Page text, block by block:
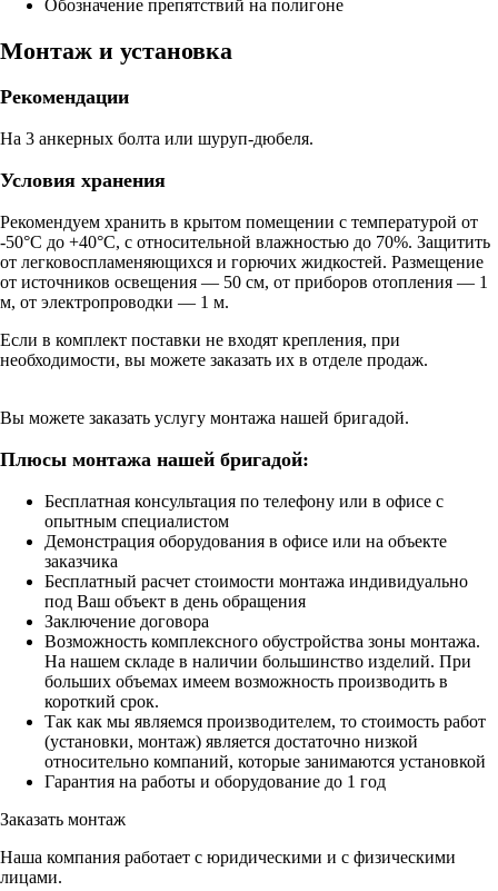
Обозначение препятствий на полигоне
Монтаж и установка
Рекомендации
На 3 анкерных болта или шуруп-дюбеля.
Условия хранения
Рекомендуем хранить в крытом помещении с температурой от
-50°С до +40°С, с относительной влажностью до 70%. Защитить
от легковоспламеняющихся и горючих жидкостей. Размещение
от источников освещения — 50 см, от приборов отопления — 1
м, от электропроводки — 1 м.
Если в комплект поставки не входят крепления, при
необходимости, вы можете заказать их в отделе продаж.
Вы можете заказать услугу монтажа нашей бригадой.
Плюсы монтажа нашей бригадой:
Бесплатная консультация по телефону или в офисе с
опытным специалистом
Демонстрация оборудования в офисе или на объекте
заказчика
Бесплатный расчет стоимости монтажа индивидуально
под Ваш объект в день обращения
Заключение договора
Возможность комплексного обустройства зоны монтажа.
На нашем складе в наличии большинство изделий. При
больших объемах имеем возможность производить в
короткий срок.
Так как мы являемся производителем, то стоимость работ
(установки, монтаж) является достаточно низкой
относительно компаний, которые занимаются установкой
Гарантия на работы и оборудование до 1 год
Заказать монтаж
Наша компания работает с юридическими и с физическими
лицами.